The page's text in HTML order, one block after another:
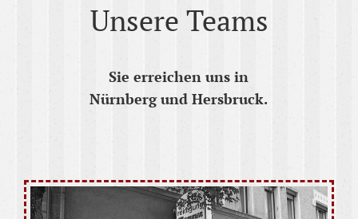
Unsere Teams
Sie erreichen uns in
Nürnberg und Hersbruck.